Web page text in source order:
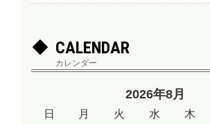
CALENDAR
カレンダー
2026年8月
日 月 火 水 木